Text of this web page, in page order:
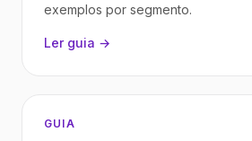
exemplos por segmento.
Ler guia →
GUIA